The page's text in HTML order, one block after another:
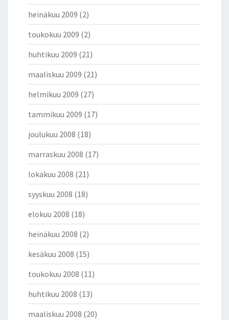
heinäkuu 2009 (2)
toukokuu 2009 (2)
huhtikuu 2009 (21)
maaliskuu 2009 (21)
helmikuu 2009 (27)
tammikuu 2009 (17)
joulukuu 2008 (18)
marraskuu 2008 (17)
lokakuu 2008 (21)
syyskuu 2008 (18)
elokuu 2008 (18)
heinäkuu 2008 (2)
kesäkuu 2008 (15)
toukokuu 2008 (11)
huhtikuu 2008 (13)
maaliskuu 2008 (20)